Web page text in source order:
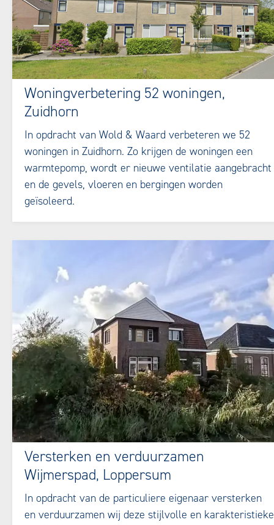
Woningverbetering 52 woningen,
Zuidhorn
In opdracht van Wold & Waard verbeteren we 52
woningen in Zuidhorn. Zo krijgen de woningen een
warmtepomp, wordt er nieuwe ventilatie aangebracht
en de gevels, vloeren en bergingen worden
geïsoleerd.
Versterken en verduurzamen
Wijmerspad, Loppersum
In opdracht van de particuliere eigenaar versterken
en verduurzamen wij deze stijlvolle en karakteristieke